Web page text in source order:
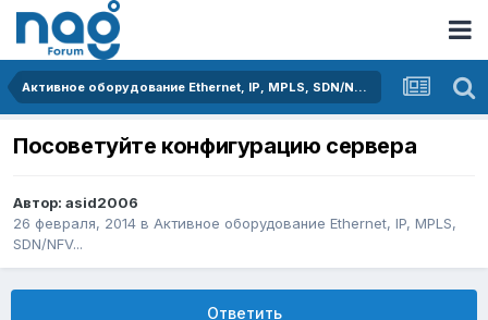
Активное оборудование Ethernet, IP, MPLS, SDN/NFV...
Посоветуйте конфигурацию сервера
Автор: asid2006
26 февраля, 2014 в Активное оборудование Ethernet, IP, MPLS,
SDN/NFV...
Ответить